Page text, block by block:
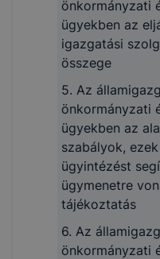
I. Közzétételi
Felettes,
törvényességi
ellenőrzést vagy
felügyeletet
szerv
1. A
szerv felettes,
felügyeleti
hatósági
önkormányzati
ügyekben az
igazgatási
összege
5. Az
önkormányzati
ügyekben az
szabályok,
ügyintézést
ügymenetre
tájékoztatás
6. Az
önkormányzati